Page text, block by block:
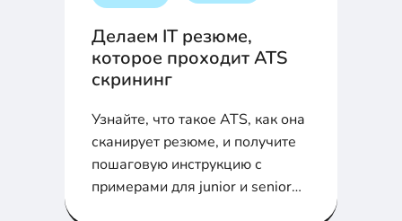
Делаем IT резюме,
которое проходит ATS
скрининг
Узнайте, что такое ATS, как она
сканирует резюме, и получите
пошаговую инструкцию с
примерами для junior и senior